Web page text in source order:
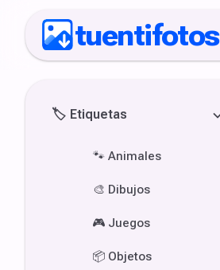
tuentifotos
🏷️ Etiquetas
🐾 Animales
🎨 Dibujos
🎮 Juegos
📦 Objetos